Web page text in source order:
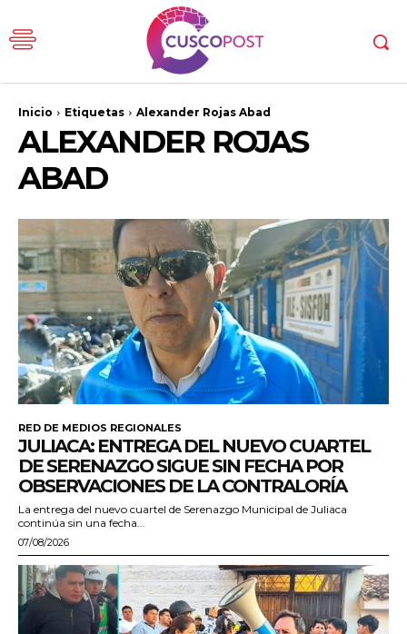
Inicio Etiquetas Alexander Rojas Abad
ALEXANDER ROJAS
ABAD
RED DE MEDIOS REGIONALES
JULIACA: ENTREGA DEL NUEVO CUARTEL
DE SERENAZGO SIGUE SIN FECHA POR
OBSERVACIONES DE LA CONTRALORÍA
La entrega del nuevo cuartel de Serenazgo Municipal de Juliaca
continúa sin una fecha...
07/08/2026